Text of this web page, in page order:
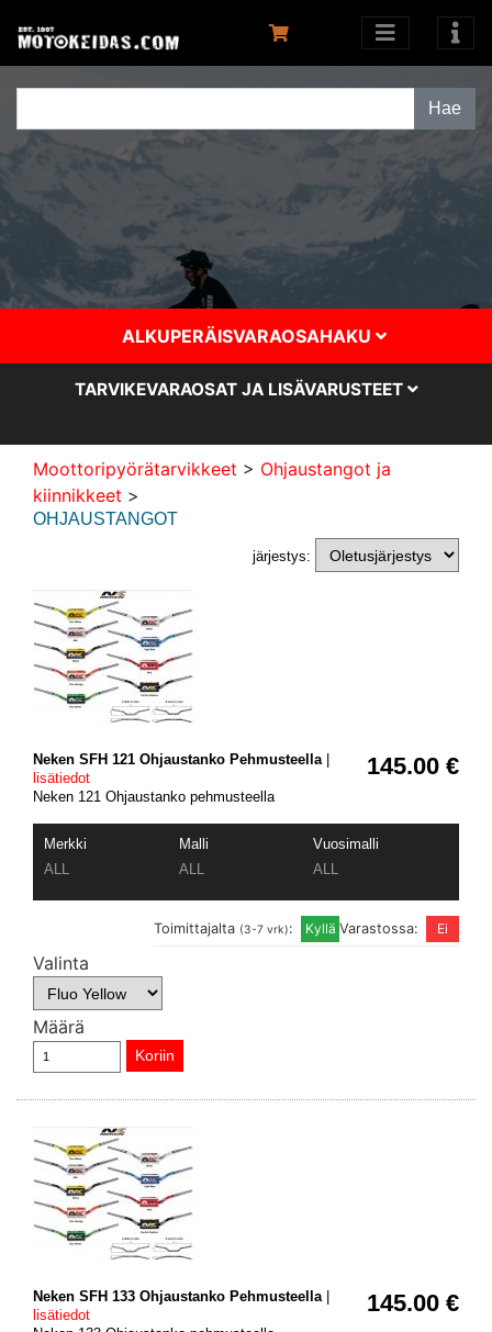
ALKUPERÄISVARAOSAHAKU
TARVIKEVARAOSAT JA LISÄVARUSTEET
Moottoripyörätarvikkeet > Ohjaustangot ja
kiinnikkeet >
OHJAUSTANGOT
järjestys:
145.00 €
Neken SFH 121 Ohjaustanko Pehmusteella|
lisätiedot
Neken 121 Ohjaustanko pehmusteella
Merkki Malli
Vuosimalli
ALL
ALL ALL
Varastossa:
Toimittajalta (3-7 vrk):
Valinta
Määrä
145.00 €
Neken SFH 133 Ohjaustanko Pehmusteella |
lisätiedot